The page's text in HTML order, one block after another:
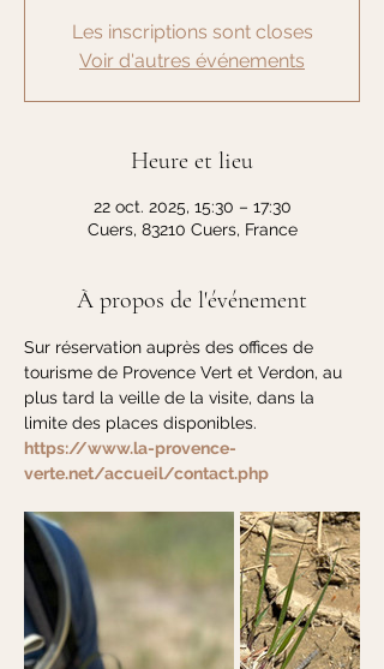
Les inscriptions sont closes
Voir d'autres événements
Heure et lieu
22 oct. 2025, 15:30 – 17:30
Cuers, 83210 Cuers, France
À propos de l'événement
Sur réservation auprès des offices de
tourisme de Provence Vert et Verdon, au
plus tard la veille de la visite, dans la
limite des places disponibles.
https://www.la-provence-
verte.net/accueil/contact.php